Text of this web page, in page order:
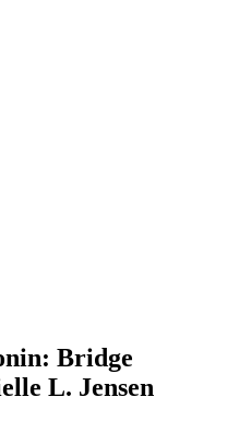
Bridge
L. Jensen